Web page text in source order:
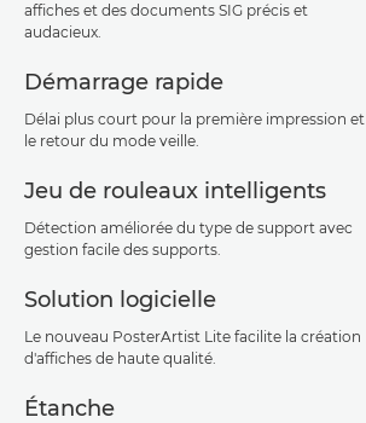
affiches et des documents SIG précis et
audacieux.
Démarrage rapide
Délai plus court pour la première impression et
le retour du mode veille.
Jeu de rouleaux intelligents
Détection améliorée du type de support avec
gestion facile des supports.
Solution logicielle
Le nouveau PosterArtist Lite facilite la création
d'affiches de haute qualité.
Étanche